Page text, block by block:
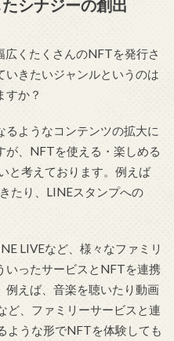
シナジーの創出
くたくさんのNFTを発行さ
いきたいジャンルというのは
すか？
るようなコンテンツの拡大に
が、NFTを使える・楽しめる
と考えております。例えば
たり、LINEスタンプへの
LIVEなど、様々なファミリ
いったサービスとNFTを連携
例えば、音楽を聴いたり動画
ど、ファミリーサービスと連
ような形でNFTを体験しても